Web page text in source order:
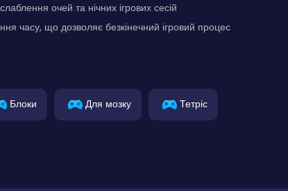
очей та нічних ігрових сесій
часу, що дозволяє безкінечний ігровий процес
Блоки Для мозку Тетріс